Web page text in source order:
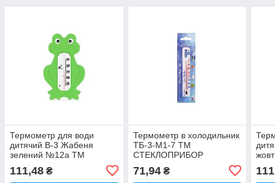
Термометр для води
дитячий В-3 Жабеня
зелений №12а ТМ
111,48 ₴
Термометр в холодильник
ТБ-3-М1-7 ТМ
СТЕКЛОПРИБОР
71,94₴